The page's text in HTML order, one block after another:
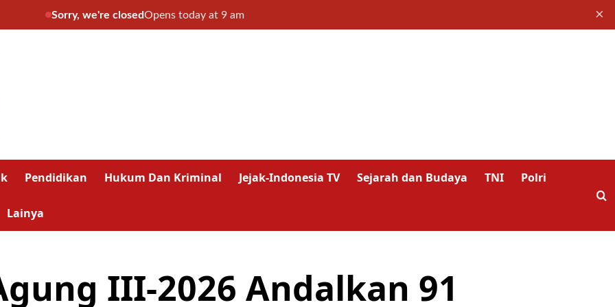
Sorry, we're closedOpens today at 9 am ×
Pendidikan Hukum Dan Kriminal Jejak-Indonesia TV Sejarah dan Budaya TNI Polri
Lainya
III-2026 Andalkan 91